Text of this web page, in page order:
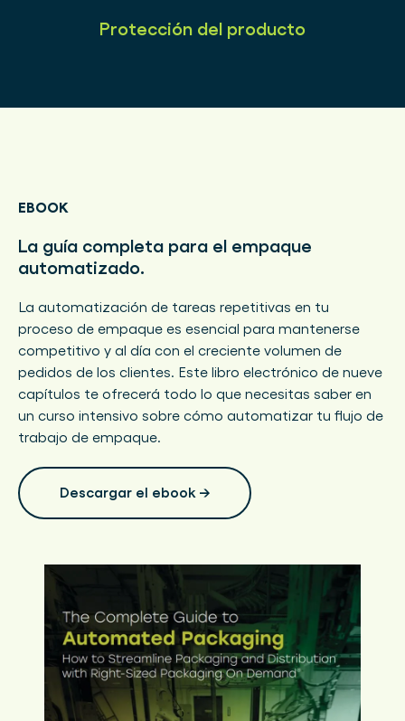
Protección del producto
EBOOK
La guía completa para el empaque
automatizado.
La automatización de tareas repetitivas en tu
proceso de empaque es esencial para mantenerse
competitivo y al día con el creciente volumen de
pedidos de los clientes. Este libro electrónico de nueve
capítulos te ofrecerá todo lo que necesitas saber en
un curso intensivo sobre cómo automatizar tu flujo de
trabajo de empaque.
Descargar el ebook →